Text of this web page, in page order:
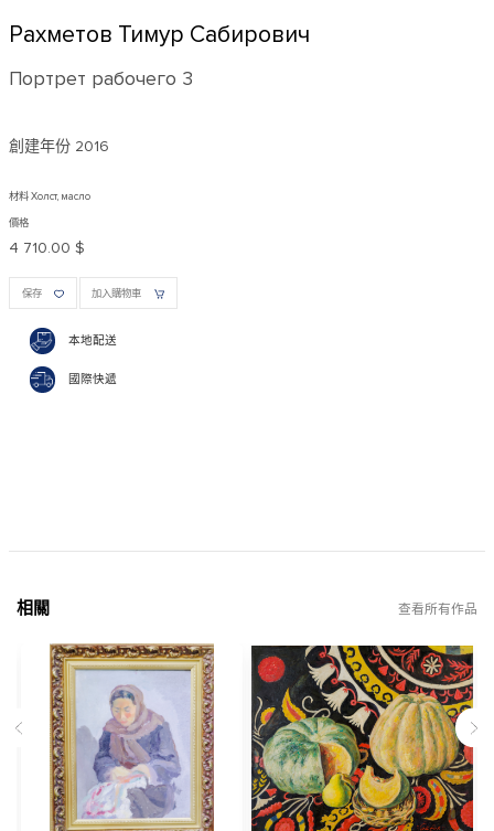
Рахметов Тимур Сабирович
Портрет рабочего 3
創建年份 2016
材料 Холст, масло
價格
4 710.00 $
保存 加入購物車
本地配送
國際快遞
相關 查看所有作品